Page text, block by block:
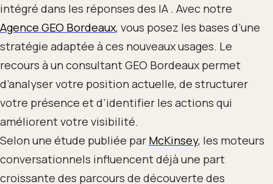
intégré dans les réponses des IA . Avec notre
Agence GEO Bordeaux, vous posez les bases d’une
stratégie adaptée à ces nouveaux usages. Le
recours à un consultant GEO Bordeaux permet
d’analyser votre position actuelle, de structurer
votre présence et d’identifier les actions qui
améliorent votre visibilité.
Selon une étude publiée par McKinsey, les moteurs
conversationnels influencent déjà une part
croissante des parcours de découverte des